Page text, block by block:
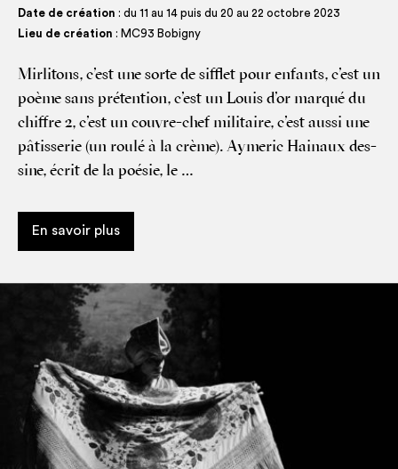
Date de création : du 11 au 14 puis du 20 au 22 octobre 2023
Lieu de création : MC93 Bobigny
Mir­li­tons, c’est une sorte de sif­flet pour enfants, c’est un
poème sans pré­ten­tion, c’est un Louis d’or mar­qué du
chiffre 2, c’est un couvre-chef mili­taire, c’est aus­si une
pâtis­se­rie (un rou­lé à la crème). Ayme­ric Hai­naux des­
sine, écrit de la poé­sie, le …
En savoir plus